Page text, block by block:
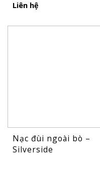
Liên hệ
Nạc đùi ngoài bò –
Silverside